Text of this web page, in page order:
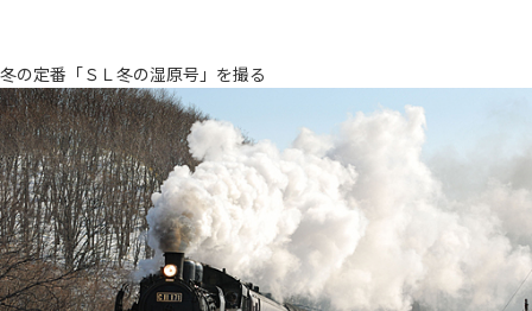
冬の定番「ＳＬ冬の湿原号」を撮る